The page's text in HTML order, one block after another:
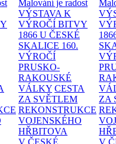
Malování je radost
VÝSTAVA K
VÝROČÍ BITVY
1866 U ČESKÉ
SKALICE 160.
VÝROČÍ
PRUSKO-
RAKOUSKÉ
VÁLKY CESTA
ZA SVĚTLEM
REKONSTRUKCE
VOJENSKÉHO
HŘBITOVA
V ČESKÉ
ZA
V